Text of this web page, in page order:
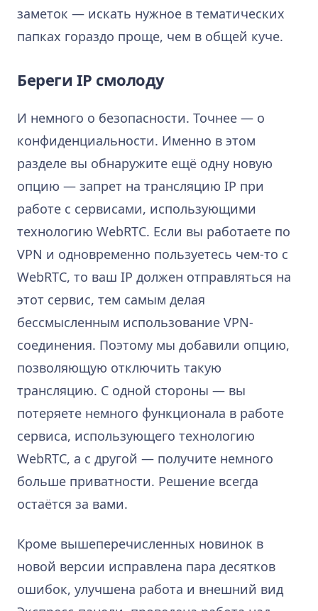
заметок — искать нужное в тематических
папках гораздо проще, чем в общей куче.
Береги IP смолоду
И немного о безопасности. Точнее — о
конфиденциальности. Именно в этом
разделе вы обнаружите ещё одну новую
опцию — запрет на трансляцию IP при
работе с сервисами, использующими
технологию WebRTC. Если вы работаете по
VPN и одновременно пользуетесь чем-то с
WebRTC, то ваш IP должен отправляться на
этот сервис, тем самым делая
бессмысленным использование VPN-
соединения. Поэтому мы добавили опцию,
позволяющую отключить такую
трансляцию. С одной стороны — вы
потеряете немного функционала в работе
сервиса, использующего технологию
WebRTC, а с другой — получите немного
больше приватности. Решение всегда
остаётся за вами.
Кроме вышеперечисленных новинок в
новой версии исправлена пара десятков
ошибок, улучшена работа и внешний вид